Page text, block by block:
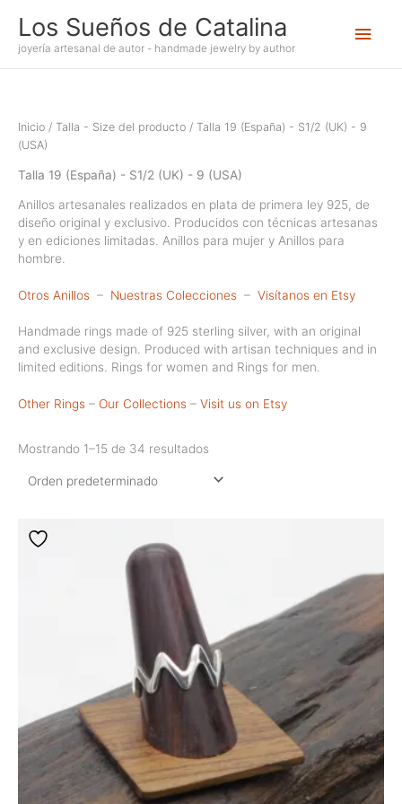
contenido
Los Sueños de Catalina
joyería artesanal de autor - handmade jewelry by author
Inicio / Talla - Size del producto / Talla 19 (España) - S1/2 (UK) - 9
(USA)
Talla 19 (España) - S1/2 (UK) - 9 (USA)
Anillos artesanales realizados en plata de primera ley 925, de
diseño original y exclusivo. Producidos con técnicas artesanas
y en ediciones limitadas. Anillos para mujer y Anillos para
hombre.
Otros Anillos – Nuestras Colecciones – Visítanos en Etsy
Handmade rings made of 925 sterling silver, with an original
and exclusive design. Produced with artisan techniques and in
limited editions. Rings for women and Rings for men.
Other Rings – Our Collections – Visit us on Etsy
Mostrando 1–15 de 34 resultados